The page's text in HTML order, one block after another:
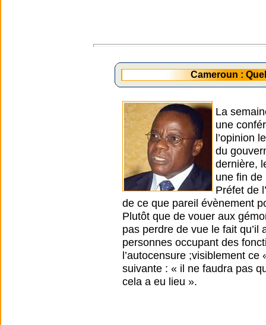
Cameroun :
La
une
l’opinion
du
dernière,
une fin
Préfet de
de ce que pareil évènement
Plutôt que de vouer aux
pas perdre de vue le fait
personnes occupant des
l’autocensure ;visiblement
suivante : « il ne faudra pas
cela a eu lieu ».